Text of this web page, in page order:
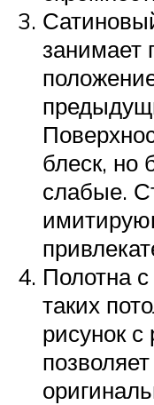
занимает
блеск, но
слабые.
Полотна
таких
рисунок